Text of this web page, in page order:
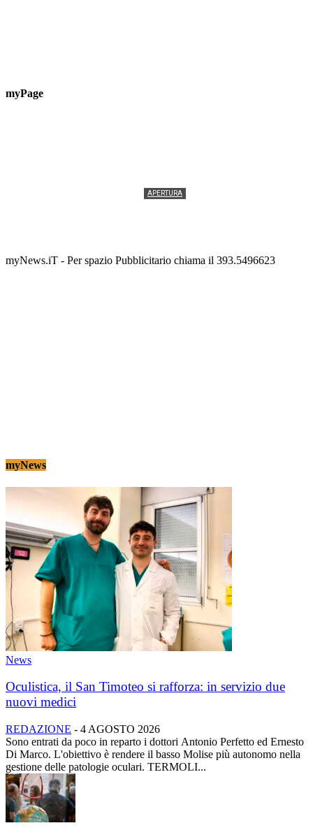
myPage
APERTURA
myNews.iT - Per spazio Pubblicitario chiama il 393.5496623
myNews
News
Oculistica, il San Timoteo si rafforza: in servizio due
nuovi medici
REDAZIONE - 4 AGOSTO 2026
Sono entrati da poco in reparto i dottori Antonio Perfetto ed Ernesto
Di Marco. L'obiettivo è rendere il basso Molise più autonomo nella
gestione delle patologie oculari. TERMOLI...